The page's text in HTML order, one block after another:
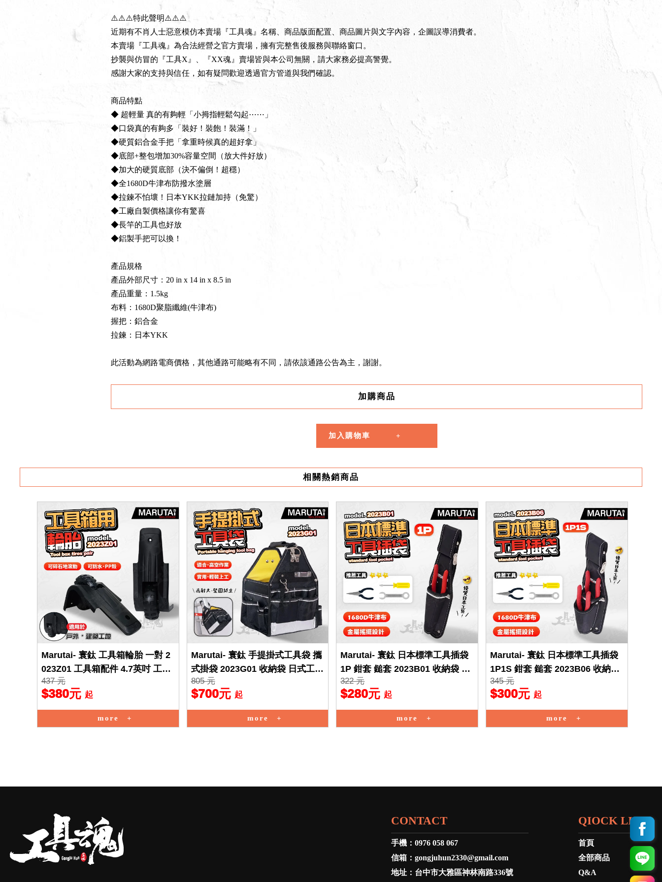
⚠️⚠️⚠️特此聲明⚠️⚠️⚠️
近期有不肖人士惡意模仿本賣場『工具魂』名稱、商品版面配置、商品圖片與文字內容，企圖誤導消費者。
本賣場『工具魂』為合法經營之官方賣場，擁有完整售後服務與聯絡窗口。
抄襲與仿冒的『工具X』、『XX魂』賣場皆與本公司無關，請大家務必提高警覺。
感謝大家的支持與信任，如有疑問歡迎透過官方管道與我們確認。
商品特點
◆ 超輕量 真的有夠輕「小拇指輕鬆勾起⋯⋯」
◆口袋真的有夠多「裝好！裝飽！裝滿！」
◆硬質鋁合金手把「拿重時候真的超好拿」
◆底部+整包增加30%容量空間（放大件好放）
◆加大的硬質底部（決不偏倒！超穩）
◆全1680D牛津布防撥水塗層
◆拉鍊不怕壞！日本YKK拉鏈加持（免驚）
◆工廠自製價格讓你有驚喜
◆長竿的工具也好放
◆鋁製手把可以換！
產品規格
產品外部尺寸：20 in x 14 in x 8.5 in
產品重量：1.5kg
布料：1680D聚脂纖維(牛津布)
握把：鋁合金
拉鍊：日本YKK
此活動為網路電商價格，其他通路可能略有不同，請依該通路公告為主，謝謝。
加購商品
加入購物車
相關熱銷商品
Marutai- 寰鈦 工具箱輪胎 一對 2
023Z01 工具箱配件 4.7英吋 工具
推車 防水 簡
437 元
$380元 起
more
Marutai- 寰鈦 手提掛式工具袋 攜
式掛袋 2023G01 收納袋 日式工藝
設計 工具袋 工具
805 元
$700元 起
more
Marutai- 寰鈦 日本標準工具插袋
1P 鉗套 鎚套 2023B01 收納袋 聚
脂纖維 工具袋
322 元
$280元 起
more
Marutai- 寰鈦 日本標準工具插袋
1P1S 鉗套 鎚套 2023B06 收納袋
聚脂纖維 工
345 元
$300元 起
more
CONTACT
手機： 0976 058 067
信箱： gongjuhun2330@gmail.com
地址： 台中市大雅區神林南路336號
QIOCK LINK
首頁
全部商品
Q&A